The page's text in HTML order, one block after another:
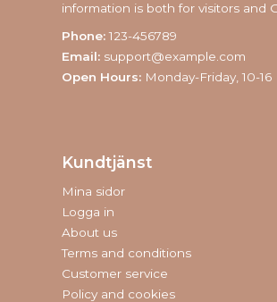
Phone: 123-456789
Email: support@example.com
Open Hours: Monday-Friday, 10-16
Kundtjänst
Mina sidor
Logga in
About us
Terms and conditions
Customer service
Policy and cookies